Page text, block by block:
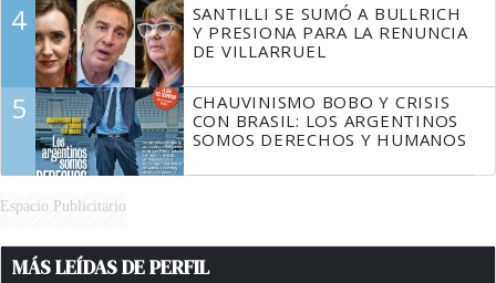
4
SANTILLI SE SUMÓ A BULLRICH
Y PRESIONA PARA LA RENUNCIA
DE VILLARRUEL
5
CHAUVINISMO BOBO Y CRISIS
CON BRASIL: LOS ARGENTINOS
SOMOS DERECHOS Y HUMANOS
Espacio Publicitario
MÁS LEÍDAS DE PERFIL